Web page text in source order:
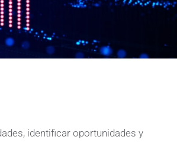
identificar oportunidades y